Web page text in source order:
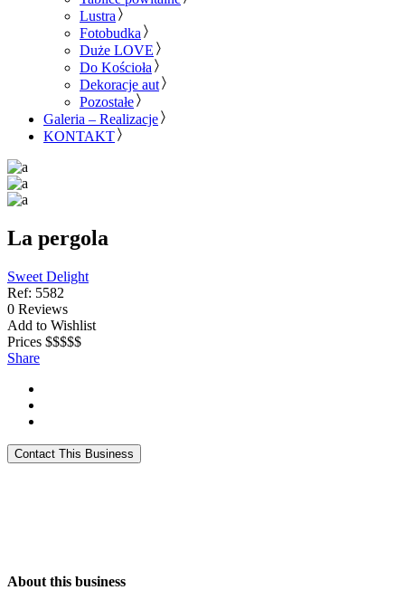
Lustra
Fotobudka
Duże LOVE
Do Kościoła
Dekoracje aut
Pozostałe
Galeria – Realizacje
KONTAKT
La pergola
Sweet Delight
Ref: 5582
0 Reviews
Add to Wishlist
Prices $$$$$
Share
About this business